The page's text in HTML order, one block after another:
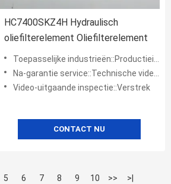
HC7400SKZ4H Hydraulisch
oliefilterelement Oliefilterelement
Toepasselijke industrieën::Productieinstallaties, machinesreparatiewerkplaatsen, energie en mijnbouw, hydraulische systemen
Na-garantie service::Technische video-ondersteuning, online-ondersteuning, onderdelen
Video-uitgaande inspectie::Verstrek
CONTACT NU
5 6 7 8 9 10 >> >|